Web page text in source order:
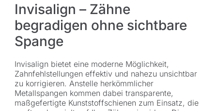
Invisalign – Zähne
begradigen ohne sichtbare
Spange
Invisalign bietet eine moderne Möglichkeit,
Zahnfehlstellungen effektiv und nahezu unsichtbar
zu korrigieren. Anstelle herkömmlicher
Metallspangen kommen dabei transparente,
maßgefertigte Kunststoffschienen zum Einsatz, die